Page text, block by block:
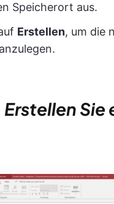
Speicherort aus.
Erstellen, um die
Sie